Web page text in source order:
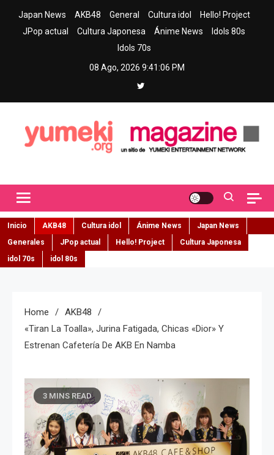
Japan News AKB48 General Cultura idol
Hello! Project
JPop actual
Cultura Japonesa Ánime News
Idols 80s
Idols 70s
08 Ago, 2026 9:41:08 PM
Inicio AKB48 Cultura idol Ánime News
Japan News
Generales
JPop actual Hello! Project
Cultura Japonesa
idol 70s
idol 80s
Home
AKB48
«Tiran La Toalla», Jurina Fatigada, Chicas «Dior» Y
Estrenan Cafetería De AKB En Namba
3 MINS READ